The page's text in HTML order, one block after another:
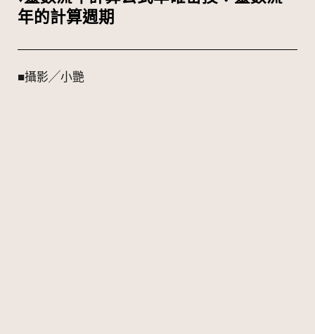
年的計算週期
■攝影╱小艷